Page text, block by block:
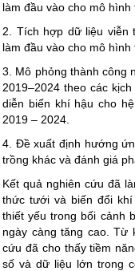
làm đầu vào cho mô hình
2. Tích hợp dữ liệu viễn
làm đầu vào cho mô hình
3. Mô phỏng thành công
2019–2024 theo các
diễn biến khí hậu cho
2019 – 2024.
4. Đề xuất định hướng
trồng khác và đánh giá
Kết quả nghiên cứu đã
thức tưới và biến đổi
thiết yếu trong bối cảnh
ngày càng tăng cao. Từ
cứu đã cho thấy tiềm
số và dữ liệu lớn trong